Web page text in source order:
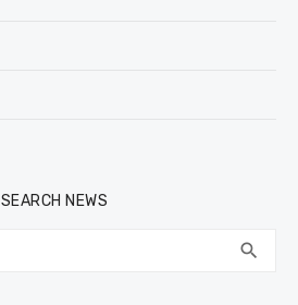
SEARCH NEWS
search